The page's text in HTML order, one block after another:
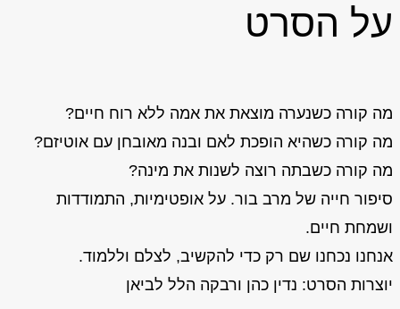
על הסרט
מה קורה כשנערה מוצאת את אמה ללא רוח חיים?
מה קורה כשהיא הופכת לאם ובנה מאובחן עם אוטיזם?
מה קורה כשבתה רוצה לשנות את מינה?
סיפור חייה של מרב בור. על אופטימיות, התמודדות
ושמחת חיים.
אנחנו נכחנו שם רק כדי להקשיב, לצלם וללמוד.
יוצרות הסרט: נדין כהן ורבקה הלל לביאן